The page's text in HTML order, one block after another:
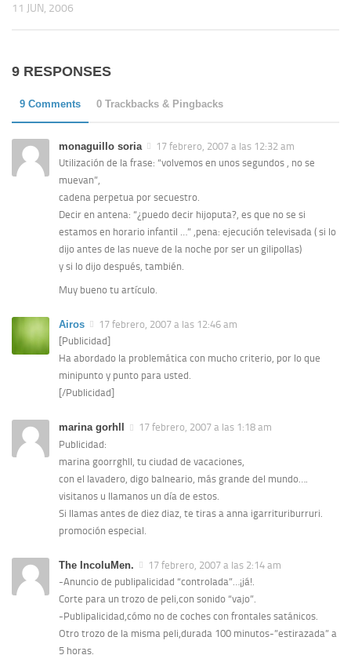
11 JUN, 2006
9 RESPONSES
9 Comments 0 Trackbacks & Pingbacks
monaguillo soria
17 febrero, 2007 a las 12:32 am
Utilización de la frase: “volvemos en unos segundos , no se
muevan”,
cadena perpetua por secuestro.
Decir en antena: “¿puedo decir hijoputa?, es que no se si
estamos en horario infantil …” ,pena: ejecución televisada ( si lo
dijo antes de las nueve de la noche por ser un gilipollas)
y si lo dijo después, también.
Muy bueno tu artículo.
Airos
17 febrero, 2007 a las 12:46 am
[Publicidad]
Ha abordado la problemática con mucho criterio, por lo que
minipunto y punto para usted.
[/Publicidad]
marina gorhll
17 febrero, 2007 a las 1:18 am
Publicidad:
marina goorrghll, tu ciudad de vacaciones,
con el lavadero, digo balneario, más grande del mundo….
visitanos u llamanos un día de estos.
Si llamas antes de diez diaz, te tiras a anna igarrituriburruri.
promoción especial.
The IncoluMen.
17 febrero, 2007 a las 2:14 am
-Anuncio de publipalicidad “controlada”…¡já!.
Corte para un trozo de peli,con sonido “vajo”.
-Publipalicidad,cómo no de coches con frontales satánicos.
Otro trozo de la misma peli,durada 100 minutos-”estirazada” a
5 horas.